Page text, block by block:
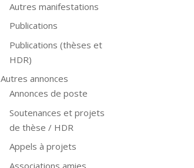
Autres manifestations
Publications
Publications (thèses et
HDR)
Autres annonces
Annonces de poste
Soutenances et projets
de thèse / HDR
Appels à projets
Associations amies